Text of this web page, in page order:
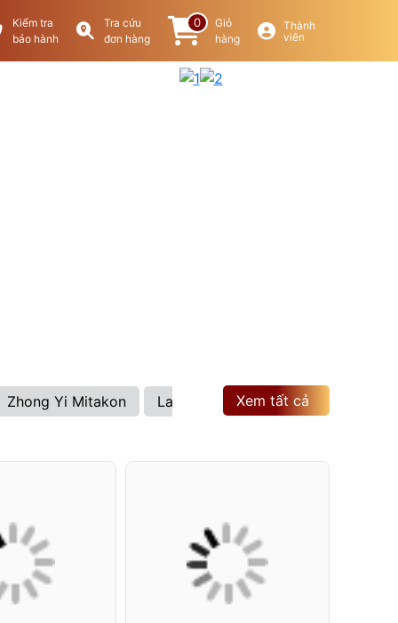
Kiểm tra
bảo hành
Tra cứu
đơn hàng
0
Giỏ
hàng
Thành
viên
Zhong Yi Mitakon Laowa Brightin Star
Xem tất cả